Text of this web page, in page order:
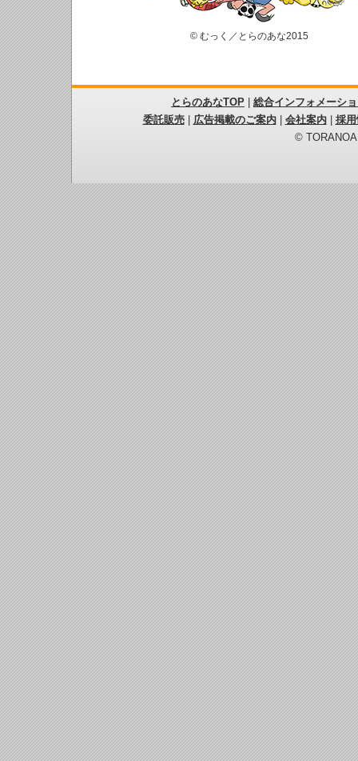
© むっく／とらのあな2015
とらのあなTOP
総合インフォメーシ
委託販売| 広告掲載のご案内| 会社案内| 採
©